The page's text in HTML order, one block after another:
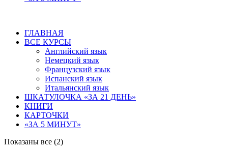
ГЛАВНАЯ
ВСЕ КУРСЫ
Английский язык
Немецкий язык
Французский язык
Испанский язык
Итальянский язык
ШКАТУЛОЧКА «ЗА 21 ДЕНЬ»
КНИГИ
КАРТОЧКИ
«ЗА 5 МИНУТ»
Показаны все (2)Сортировка: